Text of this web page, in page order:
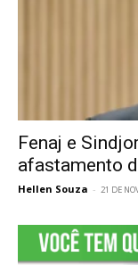
Fenaj e
afastamento
Hellen Souza - 21 DE